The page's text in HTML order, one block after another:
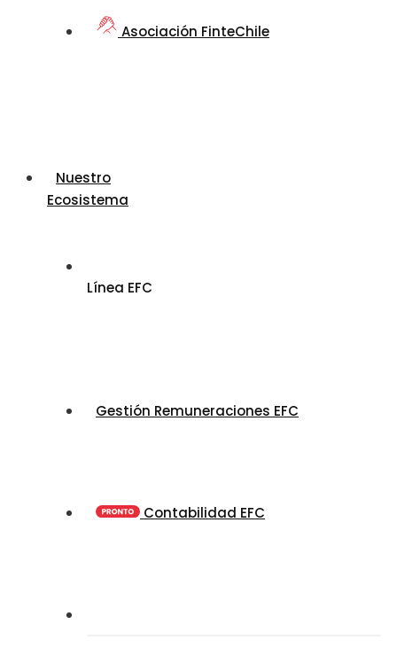
Asociación FinteChile
Nuestro
Ecosistema
Línea EFC
Gestión Remuneraciones EFC
Contabilidad EFC